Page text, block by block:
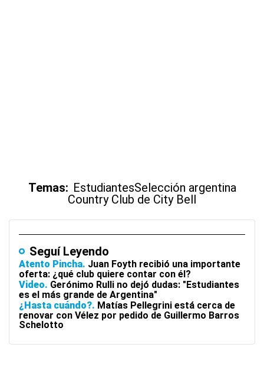
Temas: EstudiantesSelección argentina
Country Club de City Bell
Seguí Leyendo
Atento Pincha Juan Foyth recibió una importante
oferta: ¿qué club quiere contar con él?
Video Gerónimo Rulli no dejó dudas: "Estudiantes
es el más grande de Argentina"
¿Hasta cuándo? Matías Pellegrini está cerca de
renovar con Vélez por pedido de Guillermo Barros
Schelotto